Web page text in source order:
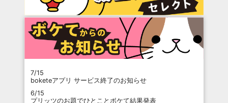
7/15
boketeアプリ サービス終了のお知らせ
6/15
プリッツのお題でひとことボケて結果発表